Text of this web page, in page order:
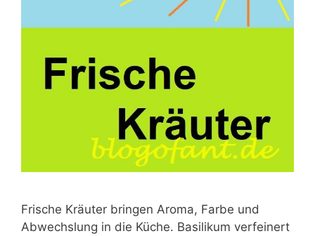
Frische Kräuter bringen Aroma, Farbe und
Abwechslung in die Küche. Basilikum verfeinert